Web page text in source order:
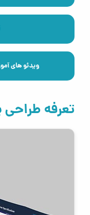
ویدئو های
تعرفه طراحی